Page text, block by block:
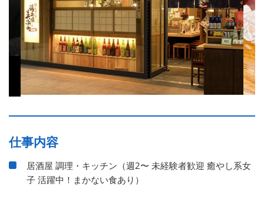
仕事内容
居酒屋 調理・キッチン（週2〜 未経験者歓迎 癒やし系女
子 活躍中！まかない食あり）